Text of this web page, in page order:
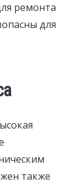
ремонта
для
также